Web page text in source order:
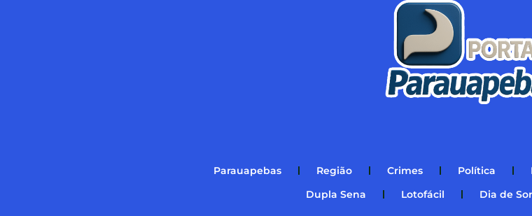
Parauapebas Região Crimes Política
Dupla Sena
Lotofácil Dia de